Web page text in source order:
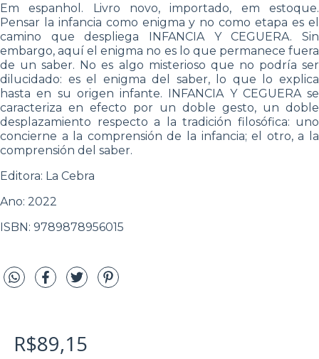
Em espanhol. Livro novo, importado, em estoque.
Pensar la infancia como enigma y no como etapa es el
camino que despliega INFANCIA Y CEGUERA. Sin
embargo, aquí el enigma no es lo que permanece fuera
de un saber. No es algo misterioso que no podría ser
dilucidado: es el enigma del saber, lo que lo explica
hasta en su origen infante. INFANCIA Y CEGUERA se
caracteriza en efecto por un doble gesto, un doble
desplazamiento respecto a la tradición filosófica: uno
concierne a la comprensión de la infancia; el otro, a la
comprensión del saber.
Editora: La Cebra
Ano: 2022
ISBN: 9789878956015
R$89,15